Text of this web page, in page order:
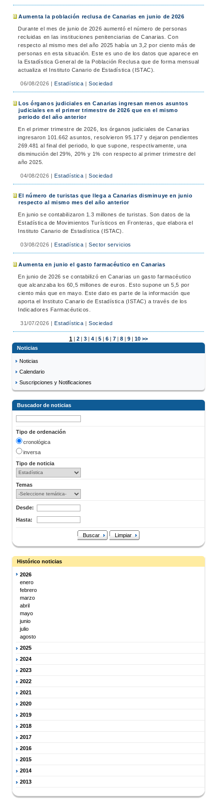
Aumenta la población reclusa de Canarias en junio de 2026
Durante el mes de junio de 2026 aumentó el número de personas
recluidas en las instituciones penitenciarias de Canarias. Con
respecto al mismo mes del año 2025 había un 3,2 por ciento más de
personas en esta situación. Este es uno de los datos que aparece en
la Estadística General de la Población Reclusa que de forma mensual
actualiza el Instituto Canario de Estadística (ISTAC).
06/08/2026 |Estadística | Sociedad
Los órganos judiciales en Canarias ingresan menos asuntos
judiciales en el primer trimestre de 2026 que en el mismo
periodo del año anterior
En el primer trimestre de 2026, los órganos judiciales de Canarias
ingresaron 101.662 asuntos, resolvieron 95.177 y dejaron pendientes
269.481 al final del periodo, lo que supone, respectivamente, una
disminución del 29%, 20% y 1% con respecto al primer trimestre del
año 2025.
04/08/2026 |Estadística | Sociedad
El número de turistas que llega a Canarias disminuye en junio
respecto al mismo mes del año anterior
En junio se contabilizaron 1.3 millones de turistas. Son datos de la
Estadística de Movimientos Turísticos en Fronteras, que elabora el
Instituto Canario de Estadística (ISTAC).
03/08/2026 |Estadística | Sector servicios
Aumenta en junio el gasto farmacéutico en Canarias
En junio de 2026 se contabilizó en Canarias un gasto farmacéutico
que alcanzaba los 60,5 millones de euros. Esto supone un 5,5 por
ciento más que en mayo. Este dato es parte de la información que
aporta el Instituto Canario de Estadística (ISTAC) a través de los
Indicadores Farmacéuticos.
31/07/2026 |Estadística | Sociedad
1 | 2 | 3 | 4 | 5 | 6 | 7 | 8 | 9 | 10 >>
Noticias
Noticias
Calendario
Suscripciones y Notificaciones
Buscador de noticias
Tipo de ordenación
cronológica
inversa
Tipo de noticia
Temas
Desde:
Hasta:
Buscar Limpiar
Histórico noticias
2026
enero
febrero
marzo
abril
mayo
junio
julio
agosto
2025
2024
2023
2022
2021
2020
2019
2018
2017
2016
2015
2014
2013